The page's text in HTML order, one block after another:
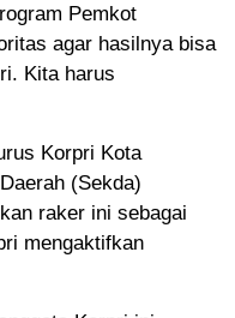
Pemkot
agar hasilnya bisa
Kita harus
Korpri Kota
(Sekda)
raker ini sebagai
mengaktifkan